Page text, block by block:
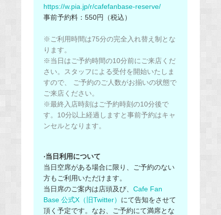
https://w.pia.jp/r/cafefanbase-reserve/
事前予約料：550円（税込）
※ご利用時間は75分の完全入れ替え制とな
ります。
※当日はご予約時間の10分前にご来店くだ
さい。スタッフによる受付を開始いたしま
すので、 ご予約のご人数がお揃いの状態で
ご来店ください。
※最終入店時刻はご予約時刻の10分後で
す。10分以上経過しますと事前予約はキャ
ンセルとなります。
‧当日利用について
当日空席がある場合に限り、ご予約のない
方もご利用いただけます。
当日席のご案内は店頭及び、 Cafe Fan
Base 公式X（旧Twitter） にて告知をさせて
頂く予定です。なお、ご予約にて満席とな